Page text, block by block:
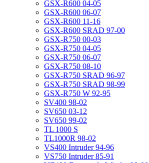
GSX-R600 04-05
GSX-R600 06-07
GSX-R600 11-16
GSX-R600 SRAD 97-00
GSX-R750 00-03
GSX-R750 04-05
GSX-R750 06-07
GSX-R750 08-10
GSX-R750 SRAD 96-97
GSX-R750 SRAD 98-99
GSX-R750 W 92-95
SV400 98-02
SV650 03-12
SV650 99-02
TL 1000 S
TL1000R 98-02
VS400 Intruder 94-96
VS750 Intruder 85-91